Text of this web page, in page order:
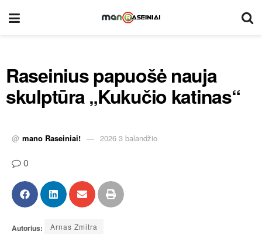
Raseinius papuošė nauja
skulptūra „Kukučio katinas“
@ mano Raseiniai! 2026 3 balandžio
0
Autorius: Arnas Zmitra